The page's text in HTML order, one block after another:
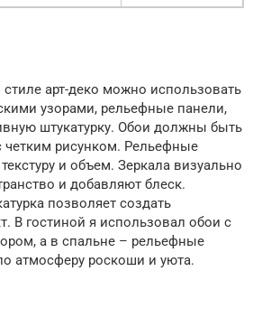
арт-деко можно использовать
узорами, рельефные панели,
штукатурку. Обои должны быть
четким рисунком. Рельефные
и объем. Зеркала визуально
и добавляют блеск.
позволяет создать
В гостиной я использовал обои с
а в спальне – рельефные
атмосферу роскоши и уюта.